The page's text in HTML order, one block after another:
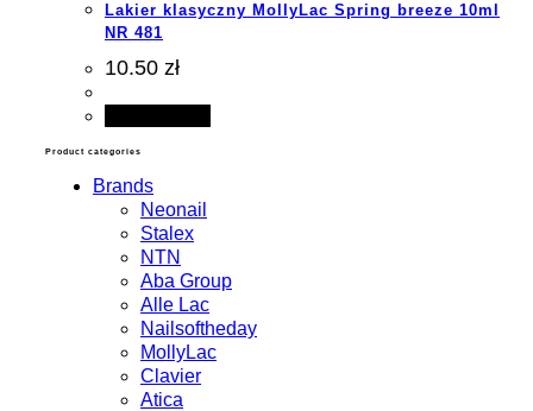
Lakier klasyczny MollyLac Spring breeze 10ml
NR 481
10.50 zł
Product categories
Brands
Neonail
Stalex
NTN
Aba Group
Alle Lac
Nailsoftheday
MollyLac
Clavier
Atica